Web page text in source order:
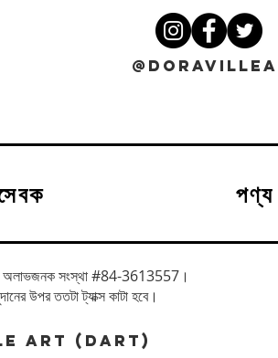
অলাভজনক সংস্থা #84-3613557।
উপর ততটা ট্যাক্স কাটা হবে।
ART (DART)